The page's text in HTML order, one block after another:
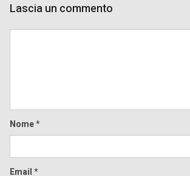
Lascia un commento
Nome*
Email*